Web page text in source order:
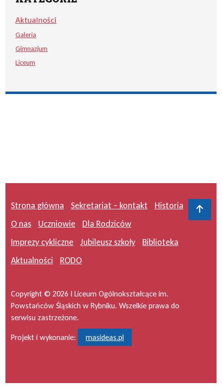
Aktualności
Galeria
Gimnazjum
Liceum
Strona główna Sekretariat – kontakt
Historia
O nas
Uczniowie
Dla Rodziców
Imprezy cykliczne
Jubileusz szkoły
Biblioteka
Aktualności
RODO
Copyright © 2026 I Liceum Ogólnokształcące im.
Powstańców Śląskich w Rybniku. Wszelkie prawa do
serwisu zastrzeżone.
Projekt i wykonanie: masideas.pl
Do